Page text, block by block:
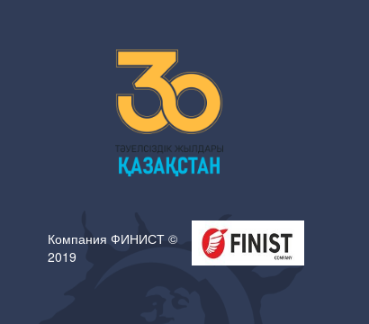
Компания ФИНИСТ ©
2019